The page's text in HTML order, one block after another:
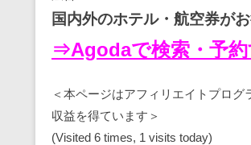
国内外のホテル・航空券が
⇒Agodaで検索・予約
＜本ページはアフィリエイトプログ
収益を得ています＞
(Visited 6 times, 1 visits today)